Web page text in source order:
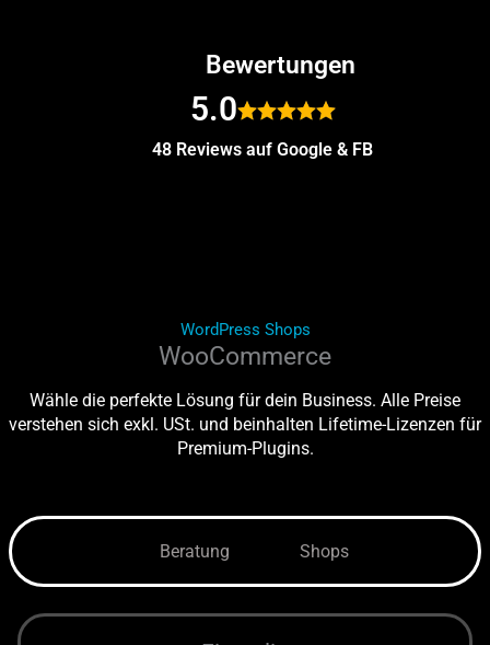
Bewertungen
5.0
48 Reviews auf Google & FB
WordPress Shops
WooCommerce
Wähle die perfekte Lösung für dein Business. Alle Preise
verstehen sich exkl. USt. und beinhalten Lifetime-Lizenzen für
Premium-Plugins.
Beratung Shops